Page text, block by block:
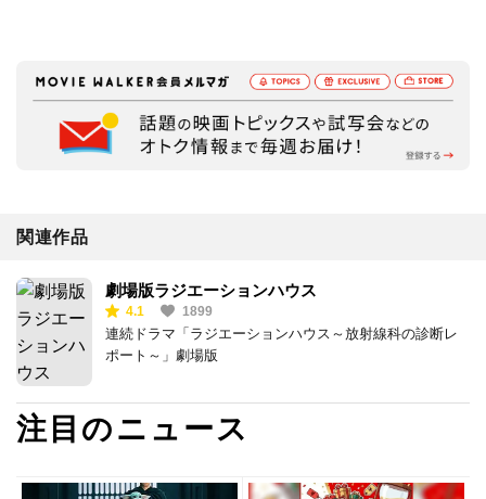
関連作品
劇場版ラジエーションハウス
4.1 1899
連続ドラマ「ラジエーションハウス～放射線科の診断レ
ポート～」劇場版
注目のニュース